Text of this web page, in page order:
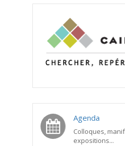
Agenda
Colloques,
expositions...